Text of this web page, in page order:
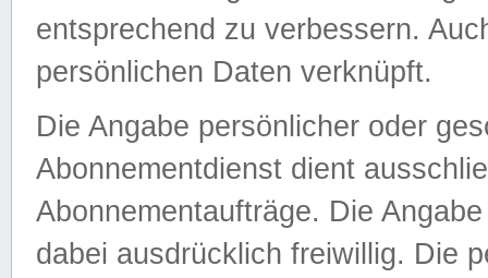
entsprechend zu verbessern.
persönlichen Daten verknüpft.
Die Angabe persönlicher oder
Abonnementdienst dient
Abonnementaufträge. Die
dabei ausdrücklich freiwillig. Die